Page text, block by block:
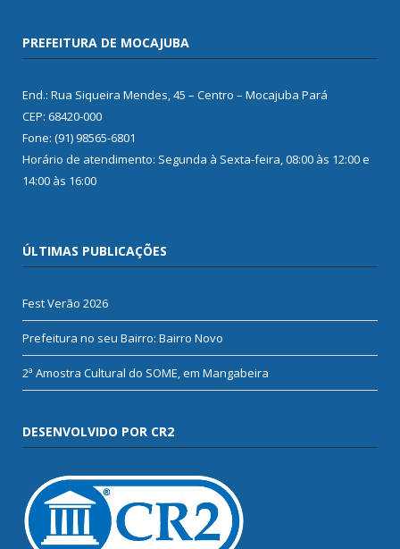
PREFEITURA DE MOCAJUBA
End.: Rua Siqueira Mendes, 45 – Centro – Mocajuba Pará
CEP: 68420-000
Fone: (91) 98565-6801
Horário de atendimento: Segunda à Sexta-feira, 08:00 às 12:00 e
14:00 às 16:00
ÚLTIMAS PUBLICAÇÕES
Fest Verão 2026
Prefeitura no seu Bairro: Bairro Novo
2ª Amostra Cultural do SOME, em Mangabeira
DESENVOLVIDO POR CR2